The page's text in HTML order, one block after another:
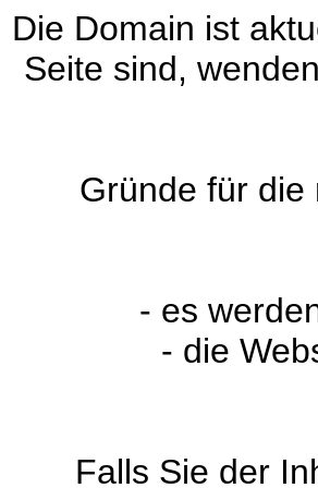
Die Domain ist
Seite sind,
Gründe für die
- es
- die
Falls Sie der